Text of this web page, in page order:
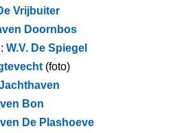
Vrijbuiter
Doornbos
W.V. De Spiegel
(foto)
Bon
De Plashoeve